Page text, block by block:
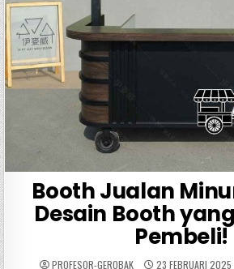
Booth Jualan
Desain Booth
Pembeli!
PROFESOR-GEROBAK 23 FEBRUARI 2025